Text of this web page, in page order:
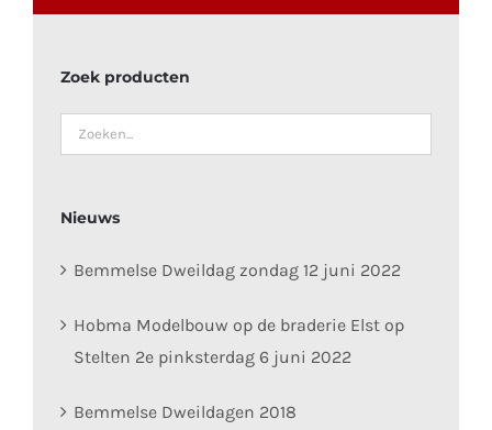
Zoek producten
Nieuws
Bemmelse Dweildag zondag 12 juni 2022
Hobma Modelbouw op de braderie Elst op
Stelten 2e pinksterdag 6 juni 2022
Bemmelse Dweildagen 2018